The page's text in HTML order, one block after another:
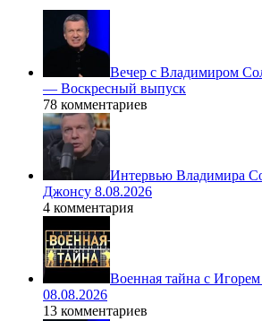
Вечер с Владимиром
— Воскресный выпуск
78 комментариев
Интервью Владимира
Джонсу 8.08.2026
4 комментария
Военная тайна с
08.08.2026
13 комментариев